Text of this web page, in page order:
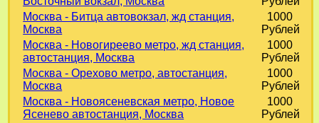
Москва - Битца автовокзал, жд станция,
Москва
1000
Рублей
Москва - Новогиреево метро, жд станция,
автостанция, Москва
1000
Рублей
Москва - Орехово метро, автостанция,
Москва
1000
Рублей
Москва - Новоясеневская метро, Новое
Ясенево автостанция, Москва
1000
Рублей